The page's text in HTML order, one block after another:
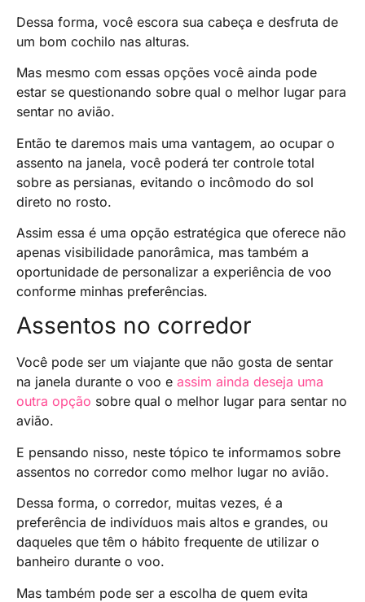
Dessa forma, você escora sua cabeça e desfruta de
um bom cochilo nas alturas.
Mas mesmo com essas opções você ainda pode
estar se questionando sobre qual o melhor lugar para
sentar no avião.
Então te daremos mais uma vantagem, ao ocupar o
assento na janela, você poderá ter controle total
sobre as persianas, evitando o incômodo do sol
direto no rosto.
Assim essa é uma opção estratégica que oferece não
apenas visibilidade panorâmica, mas também a
oportunidade de personalizar a experiência de voo
conforme minhas preferências.
Assentos no corredor
Você pode ser um viajante que não gosta de sentar
na janela durante o voo e assim ainda deseja uma
outra opção sobre qual o melhor lugar para sentar no
avião.
E pensando nisso, neste tópico te informamos sobre
assentos no corredor como melhor lugar no avião.
Dessa forma, o corredor, muitas vezes, é a
preferência de indivíduos mais altos e grandes, ou
daqueles que têm o hábito frequente de utilizar o
banheiro durante o voo.
Mas também pode ser a escolha de quem evita